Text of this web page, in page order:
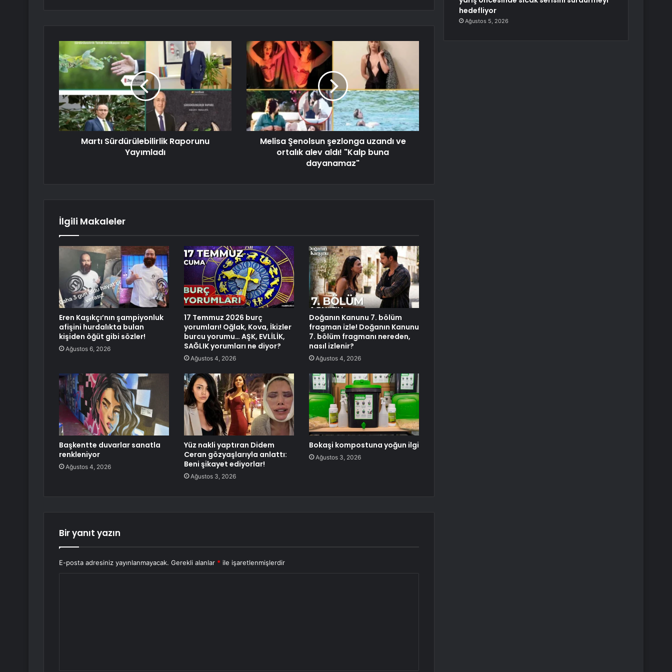
Martı Sürdürülebilirlik Raporunu
Yayımladı
Melisa Şenolsun şezlonga uzandı ve
ortalık alev aldı! "Kalp buna
dayanamaz"
İlgili Makaleler
Eren Kaşıkçı’nın şampiyonluk
afişini hurdalıkta bulan
kişiden öğüt gibi sözler!
Ağustos 6, 2026
17 Temmuz 2026 burç
yorumları! Oğlak, Kova, İkizler
burcu yorumu… AŞK, EVLİLİK,
SAĞLIK yorumları ne diyor?
Ağustos 4, 2026
Doğanın Kanunu 7. bölüm
fragman izle! Doğanın Kanunu
7. bölüm fragmanı nereden,
nasıl izlenir?
Ağustos 4, 2026
Başkentte duvarlar sanatla
renkleniyor
Ağustos 4, 2026
Yüz nakli yaptıran Didem
Ceran gözyaşlarıyla anlattı:
Beni şikayet ediyorlar!
Ağustos 3, 2026
Bokaşi kompostuna yoğun ilgi
Ağustos 3, 2026
Bir yanıt yazın
E-posta adresiniz yayınlanmayacak. Gerekli alanlar * ile işaretlenmişlerdir
hedefliyor
Ağustos 5, 2026